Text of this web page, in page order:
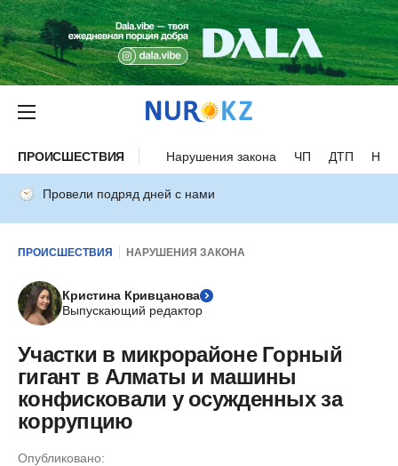
ПРОИСШЕСТВИЯ Нарушения закона ЧП ДТП
Провели подряд дней с нами
ПРОИСШЕСТВИЯ НАРУШЕНИЯ ЗАКОНА
Кристина Кривцанова
Выпускающий редактор
Участки в микрорайоне Горный
гигант в Алматы и машины
конфисковали у осужденных за
коррупцию
Опубликовано: